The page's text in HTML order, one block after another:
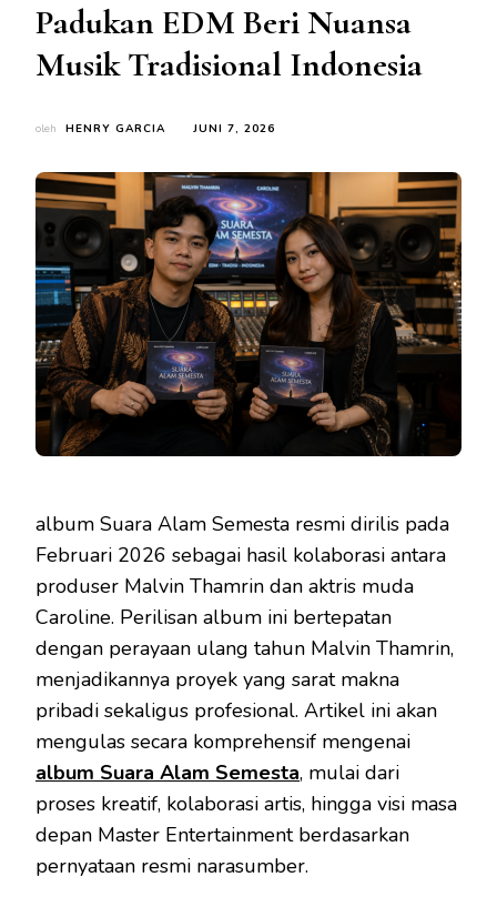
Padukan EDM Beri Nuansa
Musik Tradisional Indonesia
oleh HENRY GARCIA JUNI 7, 2026
album Suara Alam Semesta resmi dirilis pada
Februari 2026 sebagai hasil kolaborasi antara
produser Malvin Thamrin dan aktris muda
Caroline. Perilisan album ini bertepatan
dengan perayaan ulang tahun Malvin Thamrin,
menjadikannya proyek yang sarat makna
pribadi sekaligus profesional. Artikel ini akan
mengulas secara komprehensif mengenai
album Suara Alam Semesta, mulai dari
proses kreatif, kolaborasi artis, hingga visi masa
depan Master Entertainment berdasarkan
pernyataan resmi narasumber.